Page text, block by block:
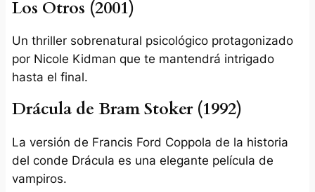
Los Otros (2001)
Un thriller sobrenatural psicológico protagonizado
por Nicole Kidman que te mantendrá intrigado
hasta el final.
Drácula de Bram Stoker (1992)
La versión de Francis Ford Coppola de la historia
del conde Drácula es una elegante película de
vampiros.